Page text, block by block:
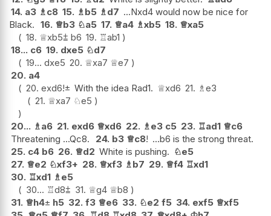
14. a3 ♗ c8 15. ♗ b5 ♗ d7 ...Nxd4 would now be nice for
Black. 16. ♕b3 ♘a5 17. ♕a4 ♗xb5 18. ♕xa5
18. ♕xb5⩲ b6 19. ♖ab1
18... c6 19. dxe5 ♘d7
19... dxe5 20. ♕xa7 ♕e7
20. a4
20. exd6!± With the idea Rad1. ♕xd6 21. ♗e3
21. ♕xa7 ♘e5
20... ♗ a6 21. exd6 ♕xd6 22. ♗ e3 c5 23. ♖ad1 ♕c6
Threatening ...Qc8.
24. b3 ♕c8! ...b6 is the strong threat.
25. c4 b6 26. ♕d2 White is pushing. ♘e5
27. ♕e2 ♘xf3+ 28. ♕xf3 ♗ b7 29. ♕f4 ♖xd1
30. ♖xd1 ♗ e5
30... ♖d8⩲ 31. ♕g4 ♕b8
31. ♕h4± h5 32. f3 ♕e6 33. ♘e2 f5 34. exf5 ♕xf5